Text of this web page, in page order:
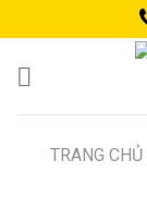
to
content
TRANG CHỦ